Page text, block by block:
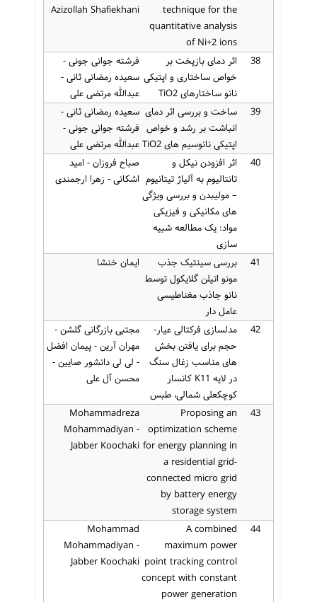
technique for the
quantitative analysis
of Ni+2 ions
Azizollah Shafiekhani
38
اثر دمای بازپخت بر
خواص ساختاری و اپتیکی
نانو ساختارهای TiO2
فرشته جوانی جونی -
سعیده رمضانی ثانی -
عبدالله مرتضی علی
39
ساخت و بررسی اثر دمای
انباشت بر رشد و خواص
اپتیکی نانوسیم های TiO2
سعیده رمضانی ثانی -
فرشته جوانی جونی -
عبدالله مرتضی علی
40
اثر افزودن نیکل و
تانتالیوم به آلیاژ تیتانیوم
– مولیبدن و بررسی ویژگی
های مکانیکی و فیزیکی
مواد: یک مطالعه شبیه
سازی
صباح فروزان - امید
اشکانی - زهرا ارجمندی
41
بررسی سینتیک جذب
مونو اتیلن گلایکول توسط
نانو جاذب مغناطیسی
عامل دار
ایمان خنشا
42
مدلسازی فرکتالی عیار-
حجم برای یافتن بخش
های مناسب زغال سنگ
در لایه K11 کانسار
کوچکعلی شمالی، طبس
مجتبی بازرگانی گلشن -
مهران آرین - پیمان افضل
- لی لی دانشور صایین -
محسن آل علی
43
Proposing an
optimization scheme
for energy planning in
a residential grid-
connected micro grid
by battery energy
storage system
Mohammadreza
Mohammadiyan -
Jabber Koochaki
44
A combined
maximum power
point tracking control
concept with constant
power generation
Mohammad
Mohammadiyan -
Jabber Koochaki